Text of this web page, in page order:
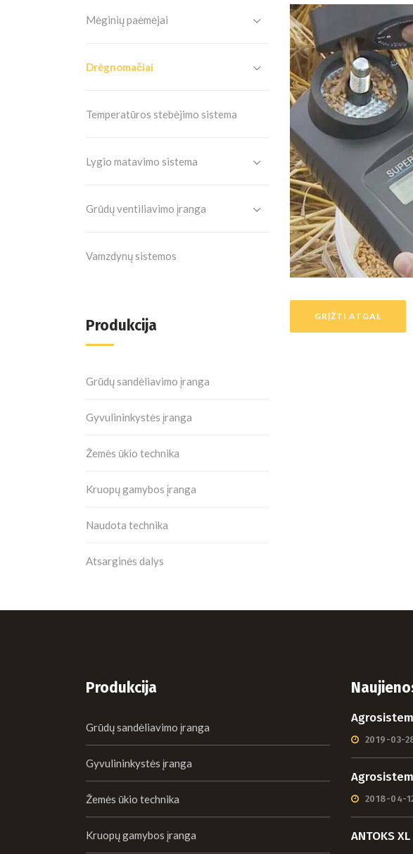
Mėginių paėmėjai
Drėgnomačiai
Temperatūros stebėjimo sistema
Lygio matavimo sistema
Grūdų ventiliavimo įranga
Vamzdynų sistemos
Produkcija
Grūdų sandėliavimo įranga
Gyvulininkystės įranga
Žemės ūkio technika
Kruopų gamybos įranga
Naudota technika
Atsarginės dalys
GRĮŽTI ATGAL
Produkcija
Grūdų sandėliavimo įranga
Gyvulininkystės įranga
Žemės ūkio technika
Kruopų gamybos įranga
2019-03-
2018-04-
ANTOKS